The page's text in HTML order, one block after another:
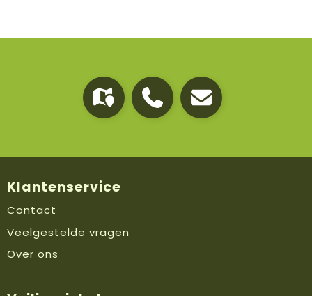
Klantenservice
Contact
Veelgestelde vragen
Over ons